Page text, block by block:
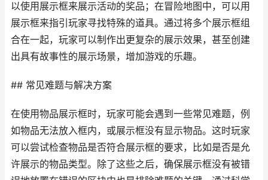
以使用展示框来展示活动的奖品；在冒险地图中，可以用
展示框来指引玩家寻找特殊的道具。通过将多个展示框组
合在一起，玩家可以制作出更复杂的展示效果，甚至创建
出具有故事性的展示场景，增加游戏的乐趣。
## 常见难题与解决方案
在使用物品展示框时，玩家可能会遇到一些常见难题，例
如物品无法放入框内，或展示框没有显示物品。这时玩家
可以尝试检查物品是否符合展示框的要求，比如是否是允
许展示的物品类型。除了这些之后，确保展示框没有被错